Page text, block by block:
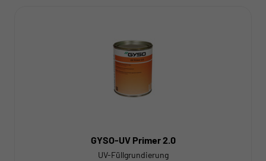
GYSO-UV Primer 2.0
UV-Füllgrundierung